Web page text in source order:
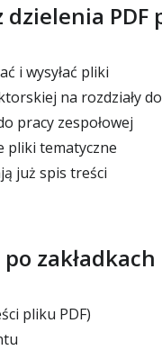
PDF
i wysyłać pliki
na rozdziały
pracy zespołowej
pliki tematyczne
już spis treści
zakładkach
pliku PDF)